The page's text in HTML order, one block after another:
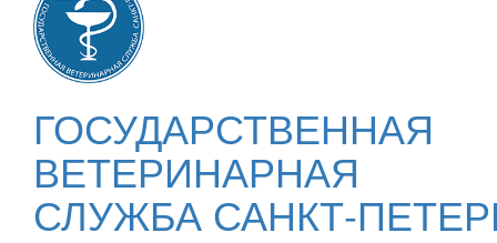
ГОСУДАРСТВЕННАЯ
ВЕТЕРИНАРНАЯ
СЛУЖБА САНКТ-